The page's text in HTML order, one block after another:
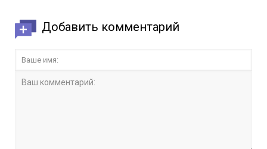
Добавить комментарий